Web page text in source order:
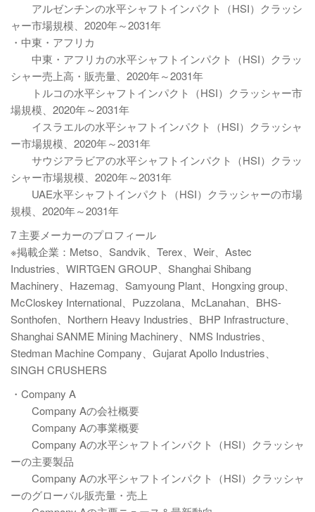
アルゼンチンの水平シャフトインパクト（HSI）クラッシ
ャー市場規模、2020年～2031年
・中東・アフリカ
中東・アフリカの水平シャフトインパクト（HSI）クラッ
シャー売上高・販売量、2020年～2031年
トルコの水平シャフトインパクト（HSI）クラッシャー市
場規模、2020年～2031年
イスラエルの水平シャフトインパクト（HSI）クラッシャ
ー市場規模、2020年～2031年
サウジアラビアの水平シャフトインパクト（HSI）クラッ
シャー市場規模、2020年～2031年
UAE水平シャフトインパクト（HSI）クラッシャーの市場
規模、2020年～2031年
7 主要メーカーのプロフィール
※掲載企業：Metso、Sandvik、Terex、Weir、Astec
Industries、WIRTGEN GROUP、Shanghai Shibang
Machinery、Hazemag、Samyoung Plant、Hongxing group、
McCloskey International、Puzzolana、McLanahan、BHS-
Sonthofen、Northern Heavy Industries、BHP Infrastructure、
Shanghai SANME Mining Machinery、NMS Industries、
Stedman Machine Company、Gujarat Apollo Industries、
SINGH CRUSHERS
・Company A
Company Aの会社概要
Company Aの事業概要
Company Aの水平シャフトインパクト（HSI）クラッシャ
ーの主要製品
Company Aの水平シャフトインパクト（HSI）クラッシャ
ーのグローバル販売量・売上